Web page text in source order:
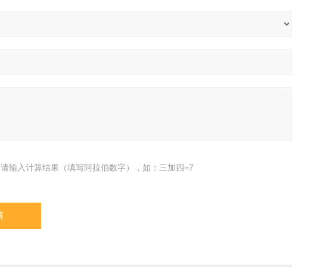
请输入计算结果（填写阿拉伯数字），如：三加四=7